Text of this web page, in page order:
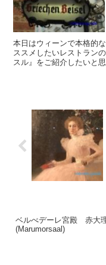
本日はウィーンで本格的
ススメしたいレストラン
スル』をご紹介したいと
ベルべデーレ宮殿 赤大
(Marumorsaal)